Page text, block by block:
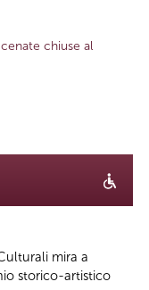
chiuse al
mira a
storico-artistico